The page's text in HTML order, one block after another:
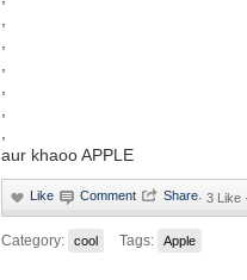
aur khaoo APPLE
· 3 Like
Category: cool Tags: Apple